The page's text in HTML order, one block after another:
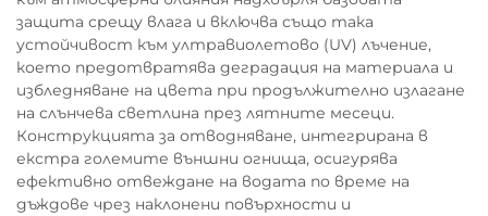
защита срещу влага и включва също така
устойчивост към ултравиолетово (UV) лъчение,
което предотвратява деградация на материала и
избледняване на цвета при продължително излагане
на слънчева светлина през лятните месеци.
Конструкцията за отводняване, интегрирана в
екстра големите външни огнища, осигурява
ефективно отвеждане на водата по време на
дъждове чрез наклонени повърхности и